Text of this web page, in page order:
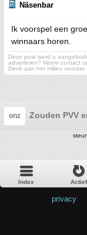
Näsenbar
Ik voorspel een
winnaars horen.
Deze post werd u
adverteren? Neem contact
Denk aan het milieu voordat
onz Zouden PVV
Index Actief
privacy